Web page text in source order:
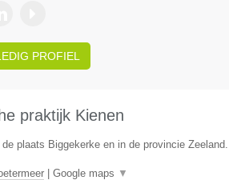
PROFIEL
praktijk Kienen
plaats Biggekerke en in de provincie Zeeland.
| Google maps ▼